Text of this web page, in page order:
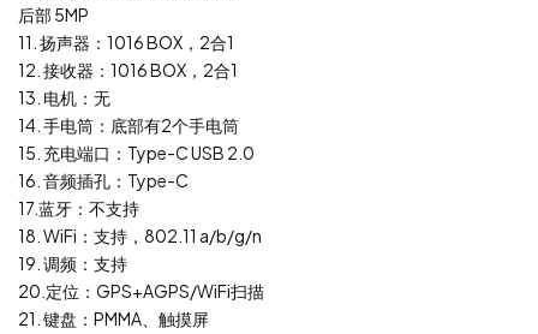
后部 5MP
11. 扬声器：1016 BOX，2合1
12. 接收器：1016 BOX，2合1
13. 电机：无
14. 手电筒：底部有2个手电筒
15. 充电端口：Type-C USB 2.0
16. 音频插孔：Type-C
17.蓝牙：不支持
18. WiFi：支持，802.11 a/b/g/n
19. 调频：支持
20.定位：GPS+AGPS/WiFi扫描
21. 键盘：PMMA、触摸屏